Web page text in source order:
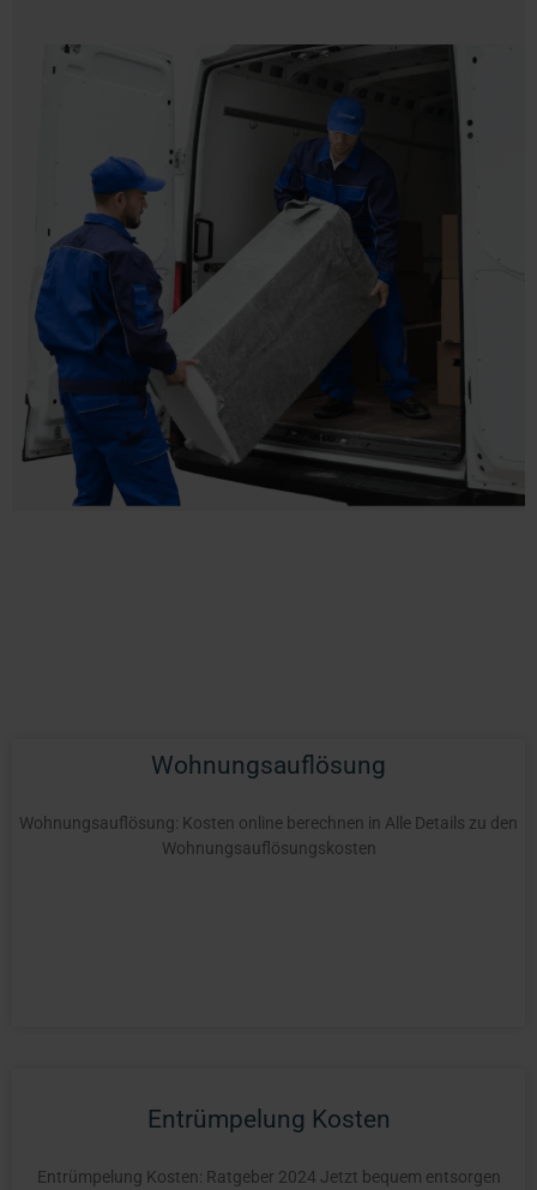
Wohnungsauflösung
Wohnungsauflösung: Kosten online berechnen in Alle Details zu den
Wohnungsauflösungskosten
Entrümpelung Kosten
Entrümpelung Kosten: Ratgeber 2024 Jetzt bequem entsorgen